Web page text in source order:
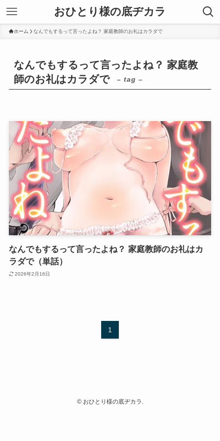
おひとり様の底ヂカラ
ホーム なんでもするって言ったよね？ 家庭教師のお礼はカラダで
なんでもするって言ったよね？ 家庭教
師のお礼はカラダで
– tag –
なんでもするって言ったよね？ 家庭教師のお礼はカ
ラダで（単話）
2026年2月16日
1
©おひとり様の底ヂカラ.